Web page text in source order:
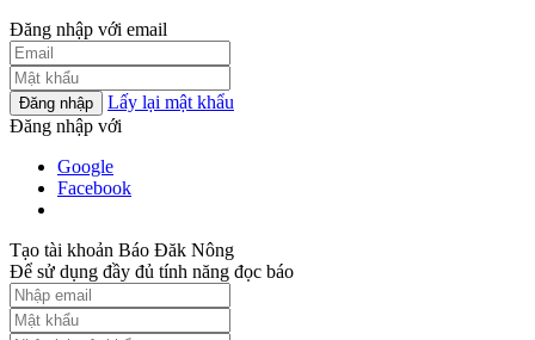
Đăng nhập với email
Đăng nhập
Lấy lại mật khẩu
Đăng nhập với
Google
Facebook
Tạo tài khoản Báo Đăk Nông
Để sử dụng đầy đủ tính năng đọc báo